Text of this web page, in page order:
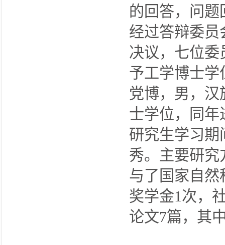
的回答，问
经过答辩委
决议，七位
予工学博士学
党博，男，汉
士学位，同
研究生学习
秀。主要研
与了国家自然
奖学金1次，
论文7篇，其